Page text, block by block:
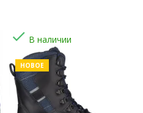
 В наличии
НОВОЕ